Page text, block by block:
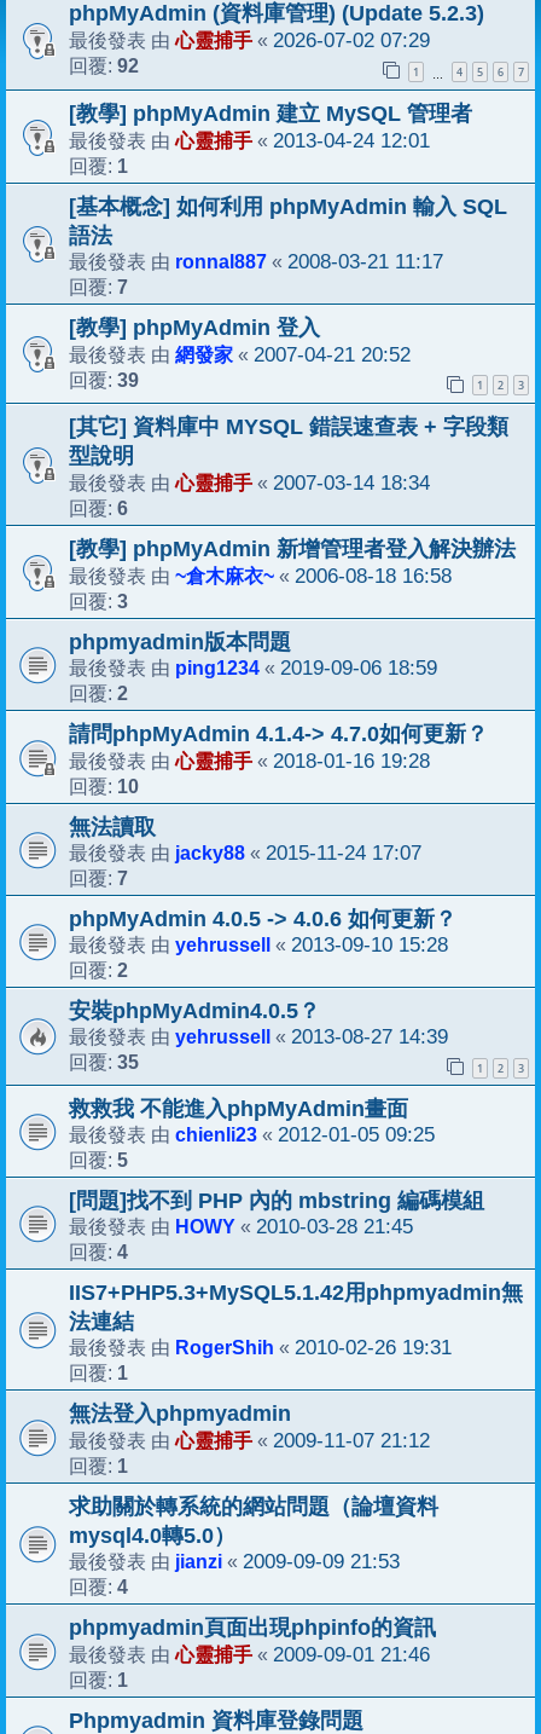
phpMyAdmin (資料庫管理) (Update 5.2.3)
最後發表 由心靈捕手 « 2026-07-02 07:29
回覆: 92 1 4 5 6 7
[教學] phpMyAdmin 建立 MySQL 管理者
最後發表 由心靈捕手 « 2013-04-24 12:01
回覆: 1
[基本概念] 如何利用 phpMyAdmin 輸入 SQL
語法
最後發表 由 ronnal887 « 2008-03-21 11:17
回覆: 7
[教學] phpMyAdmin 登入
最後發表 由 網發家 « 2007-04-21 20:52
回覆: 39 1 2 3
[其它] 資料庫中 MYSQL 錯誤速查表 + 字段類
型說明
最後發表 由心靈捕手 « 2007-03-14 18:34
回覆: 6
[教學] phpMyAdmin 新增管理者登入解決辦法
最後發表 由 ~倉木麻衣~ « 2006-08-18 16:58
回覆: 3
phpmyadmin版本問題
最後發表 由 ping1234 « 2019-09-06 18:59
回覆: 2
請問phpMyAdmin 4.1.4-> 4.7.0如何更新？
最後發表 由心靈捕手 « 2018-01-16 19:28
回覆: 10
無法讀取
最後發表 由 jacky88 « 2015-11-24 17:07
回覆: 7
phpMyAdmin 4.0.5 -> 4.0.6 如何更新？
最後發表 由 yehrussell « 2013-09-10 15:28
回覆: 2
安裝phpMyAdmin4.0.5？
最後發表 由 yehrussell « 2013-08-27 14:39
回覆: 35 1 2 3
救救我 不能進入phpMyAdmin畫面
最後發表 由 chienli23 « 2012-01-05 09:25
回覆: 5
[問題]找不到 PHP 內的 mbstring 編碼模組
最後發表 由 HOWY « 2010-03-28 21:45
回覆: 4
IIS7+PHP5.3+MySQL5.1.42用phpmyadmin無
法連結
最後發表 由 RogerShih « 2010-02-26 19:31
回覆: 1
無法登入phpmyadmin
最後發表 由心靈捕手 « 2009-11-07 21:12
回覆: 1
求助關於轉系統的網站問題（論壇資料
mysql4.0轉5.0）
最後發表 由 jianzi « 2009-09-09 21:53
回覆: 4
phpmyadmin頁面出現phpinfo的資訊
最後發表 由心靈捕手 « 2009-09-01 21:46
回覆: 1
Phpmyadmin 資料庫登錄問題